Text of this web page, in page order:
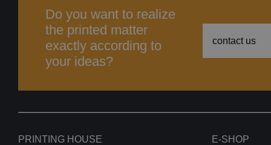
Do you want to realize
the printed matter
exactly according to
your ideas?
contact us
PRINTING HOUSE
E-SHOP